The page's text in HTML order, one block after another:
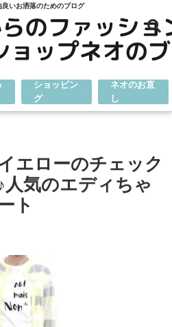
いお洒落のためのブログ
ショッピン
グ
ネオのお直
し
エローのチェック
気のエディちゃ
ト